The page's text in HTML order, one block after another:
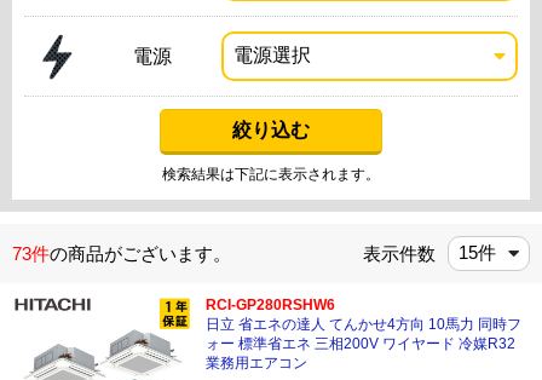
電源
検索結果は下記に表示されます。
73件の商品がございます。 表示件数
RCI-GP280RSHW6
日立 省エネの達人 てんかせ4方向 10馬力 同時フ
ォー 標準省エネ 三相200V ワイヤード 冷媒R32
業務用エアコン